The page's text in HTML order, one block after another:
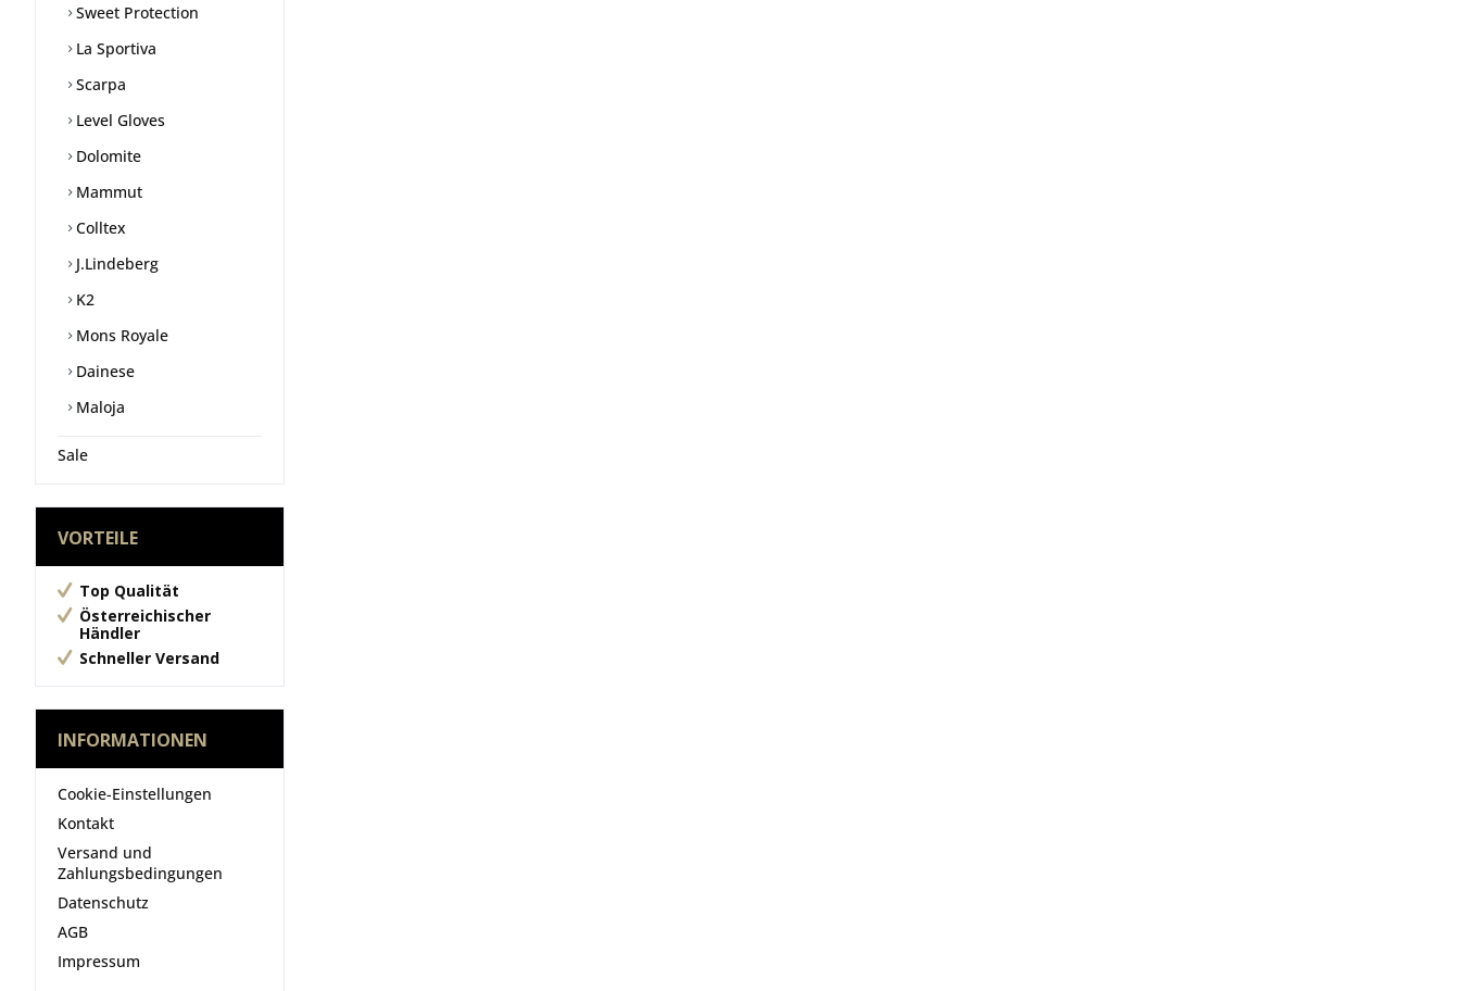
Sweet Protection
La Sportiva
Scarpa
Level Gloves
Dolomite
Mammut
Colltex
J.Lindeberg
K2
Mons Royale
Dainese
Maloja
Sale
VORTEILE
Top Qualität
Österreichischer
Händler
Schneller Versand
INFORMATIONEN
Cookie-Einstellungen
Kontakt
Versand und
Zahlungsbedingungen
Datenschutz
AGB
Impressum